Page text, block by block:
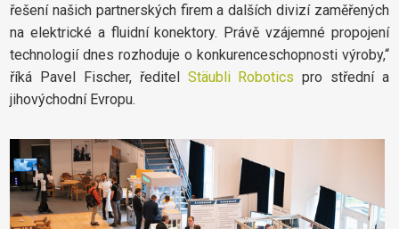
řešení našich partnerských firem a dalších divizí zaměřených
na elektrické a fluidní konektory. Právě vzájemné propojení
technologií dnes rozhoduje o konkurenceschopnosti výroby,“
říká Pavel Fischer, ředitel Stäubli Robotics pro střední a
jihovýchodní Evropu.